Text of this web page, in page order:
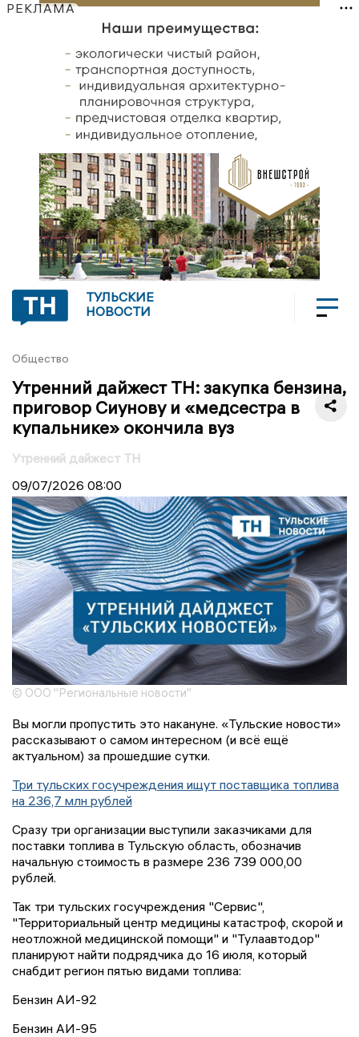
РЕКЛАМА
ТУЛЬСКИЕ
НОВОСТИ
Общество
Утренний дайжест ТН: закупка бензина,
приговор Сиунову и «медсестра в
купальнике» окончила вуз
Утренний дайжест ТН
09/07/2026 08:00
© ООО "Региональные новости"
Вы могли пропустить это накануне. «Тульские новости»
рассказывают о самом интересном (и всё ещё
актуальном) за прошедшие сутки.
Три тульских госучреждения ищут поставщика топлива
на 236,7 млн рублей
Сразу три организации выступили заказчиками для
поставки топлива в Тульскую область, обозначив
начальную стоимость в размере 236 739 000,00
рублей.
Так три тульских госучреждения "Сервис",
"Территориальный центр медицины катастроф, скорой и
неотложной медицинской помощи" и "Тулаавтодор"
планируют найти подрядчика до 16 июля, который
снабдит регион пятью видами топлива:
Бензин АИ-92
Бензин АИ-95